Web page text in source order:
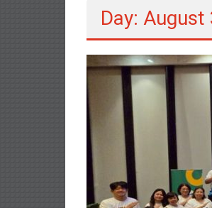
Day: August